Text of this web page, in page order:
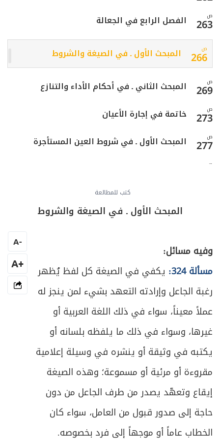
كتب للمطالعة
المبحث الأول ـ في الصيغة والشروط
وفيه مسائل:
مسألة 324:
يكفي في الصيغة كل لفظ يُظهر
رغبة الجاعل وإرادته التعهد بشيء لمن ينجز له
عملاً معيناً، سواء في ذلك اللغة العربية أو
غيرها، وسواء في ذلك ما يلفظه بلسانه أو
يكتبه في وثيقة أو ينشره في وسيلة إعلامية
مقروءة أو مرئية أو مسموعة؛ وهذه الصيغة
إيقاع وتعهّد يصدر من طرف الجاعل من دون
حاجة إلى صدور قبول من العامل، سواء كان
الخطاب عاماً أو موجهاً إلى فرد بخصوصه.
-
A
+A
ص
263 الفصل الرابع في الجعالة
ص
266 المبحث الأول ـ في الصيغة والشروط
ص
269 المبحث الثاني ـ في أحكام الأداء والتنازع
ص
273 خاتمة في إجارة الأعيان
ص
277 المبحث الأول ـ في شروط العين المستأجرة
ص
المبحث الثالث ـ في أحكام التسليم
المبحث الرابع ـ في حدود التصرف بالمنفعة
ص
296 المبحث الخامس ـ في ما تجوز إجارته من الأعيان
ص
303 المقصد الثاني في الهبات
ص الباب الأول في الهبة والصدقة
311 الفصل الأول في الهبة
ص
312 المبحث الأول ـ في الصيغة والشروط للهبة
ص314 المبحث الثاني ـ في الهبة المعوَّضة
315 المبحث الثالث ـ في لزوم الهبة